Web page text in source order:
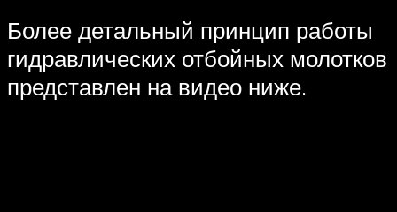
Более детальный принцип работы
гидравлических отбойных молотков
представлен на видео ниже.